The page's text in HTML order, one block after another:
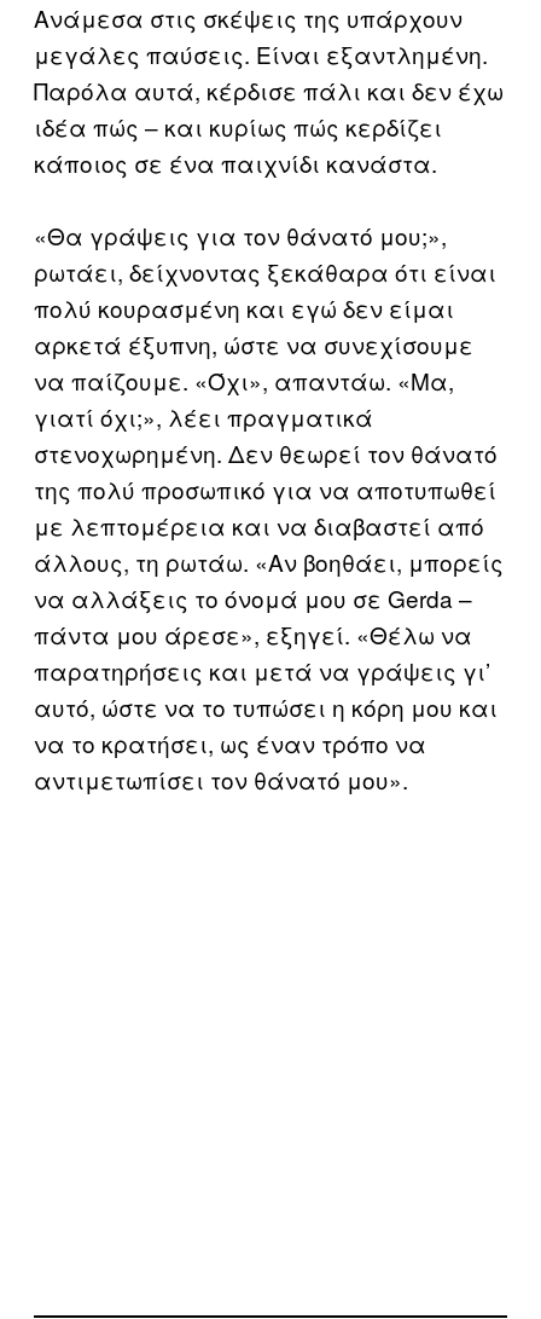
Ανάμεσα στις σκέψεις της υπάρχουν
μεγάλες παύσεις. Είναι εξαντλημένη.
Παρόλα αυτά, κέρδισε πάλι και δεν έχω
ιδέα πώς – και κυρίως πώς κερδίζει
κάποιος σε ένα παιχνίδι κανάστα.
«Θα γράψεις για τον θάνατό μου;»,
ρωτάει, δείχνοντας ξεκάθαρα ότι είναι
πολύ κουρασμένη και εγώ δεν είμαι
αρκετά έξυπνη, ώστε να συνεχίσουμε
να παίζουμε. «Όχι», απαντάω. «Μα,
γιατί όχι;», λέει πραγματικά
στενοχωρημένη. Δεν θεωρεί τον θάνατό
της πολύ προσωπικό για να αποτυπωθεί
με λεπτομέρεια και να διαβαστεί από
άλλους, τη ρωτάω. «Αν βοηθάει, μπορείς
να αλλάξεις το όνομά μου σε Gerda –
πάντα μου άρεσε», εξηγεί. «Θέλω να
παρατηρήσεις και μετά να γράψεις γι’
αυτό, ώστε να το τυπώσει η κόρη μου και
να το κρατήσει, ως έναν τρόπο να
αντιμετωπίσει τον θάνατό μου».